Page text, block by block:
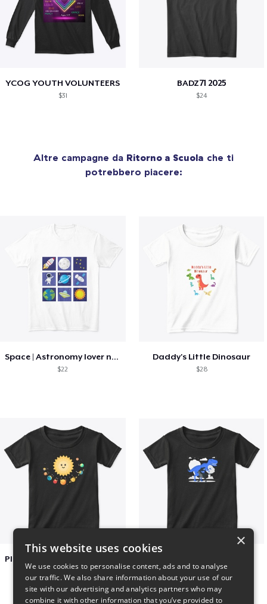
YCOG YOUTH VOLUNTEERS
$31
BADZ71 2025
$24
Altre campagne da Ritorno a Scuola che ti
potrebbero piacere:
Space | Astronomy lover nice summer tee
$22
Daddy's Little Dinosaur
$28
×
This website uses cookies
We use cookies to personalise content, ads and to analyse
our traffic. We also share information about your use of our
site with our advertising and analytics partners who may
combine it with other information that you’ve provided to